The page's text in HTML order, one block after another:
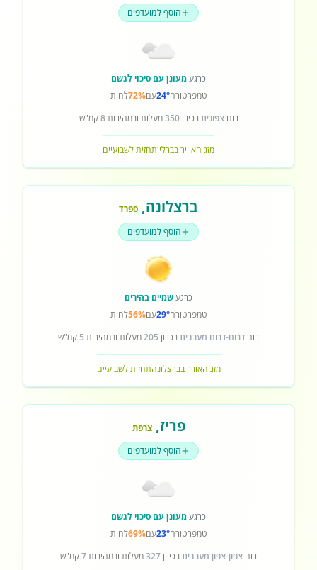
הוסף למועדפים
כרגעמעונן עם סיכוי לגשם
טמפרטורה24°עם72%לחות
רוחצפוניתבכיוון350מעלות ובמהירות8קמ"ש
מזג האוויר בברליןתחזית לשבועיים
ברצלונה, ספרד
הוסף למועדפים
כרגעשמיים בהירים
טמפרטורה29°עם56%לחות
רוח דרום-דרום מערביתבכיוון 205מעלות ובמהירות 5 קמ"ש
מזג האוויר בברצלונהתחזית לשבועיים
פריז,צרפת
הוסף למועדפים
כרגעמעונן עם סיכוי לגשם
טמפרטורה23°עם69%לחות
רוח צפון-צפון מערביתבכיוון327מעלות ובמהירות7קמ"ש